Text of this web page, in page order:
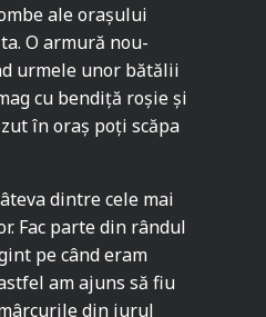
ale orașului
O armură nou-
urmele unor bătălii
cu bendiță roșie și
în oraș poți scăpa
dintre cele mai
Fac parte din rândul
pe când eram
am ajuns să fiu
din jurul